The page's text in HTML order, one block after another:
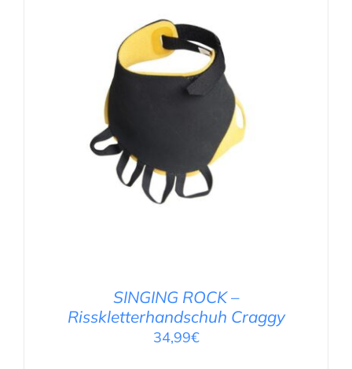
AUSFÜHRUNG WÄHLEN DETAILS
SINGING ROCK –
Risskletterhandschuh Craggy
34,99€